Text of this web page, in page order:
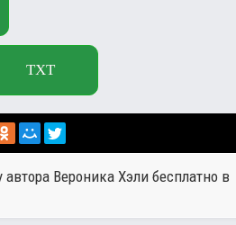
TXT
автора Вероника Хэли бесплатно в